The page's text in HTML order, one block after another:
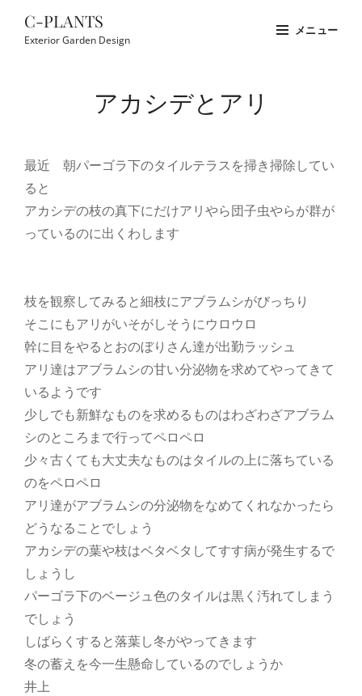
C-PLANTS
Exterior Garden Design
メニュー
アカシデとアリ
最近 朝パーゴラ下のタイルテラスを掃き掃除してい
ると
アカシデの枝の真下にだけアリやら団子虫やらが群が
っているのに出くわします
枝を観察してみると細枝にアブラムシがびっちり
そこにもアリがいそがしそうにウロウロ
幹に目をやるとおのぼりさん達が出勤ラッシュ
アリ達はアブラムシの甘い分泌物を求めてやってきて
いるようです
少しでも新鮮なものを求めるものはわざわざアブラム
シのところまで行ってペロペロ
少々古くても大丈夫なものはタイルの上に落ちている
のをペロペロ
アリ達がアブラムシの分泌物をなめてくれなかったら
どうなることでしょう
アカシデの葉や枝はベタベタしてすす病が発生するで
しょうし
パーゴラ下のベージュ色のタイルは黒く汚れてしまう
でしょう
しばらくすると落葉し冬がやってきます
冬の蓄えを今一生懸命しているのでしょうか
井上